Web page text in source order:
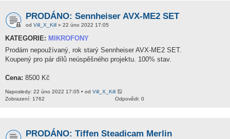
PRODÁNO: Sennheiser AVX-ME2 SET
od Vill_X_Kill » 22 úno 2022 17:05
KATEGORIE: MIKROFONY
Prodám nepoužívaný, rok starý Sennheiser AVX-ME2 SET.
Koupený pro pár dílů neúspěšného projektu. 100% stav.
Cena: 8500 Kč
Naposledy: 22 úno 2022 17:05 • od Vill_X_Kill
Odpovědi: 0
Zobrazení: 1762
PRODÁNO: Tiffen Steadicam Merlin